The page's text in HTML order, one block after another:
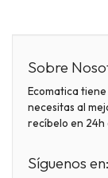
Sobre
Ecomatica
necesitas al
recíbelo en 24h
Síguenos en: